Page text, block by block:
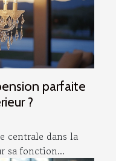
parfaite
?
centrale dans la
sa fonction...